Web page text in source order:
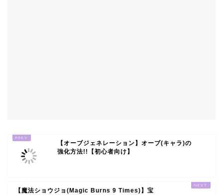
【オーブジェネレーション】オーブ(キャラ)の
強化方法!!【初心者向け】
【魔法ショウジョ(Magic Burns 9 Times)】宝